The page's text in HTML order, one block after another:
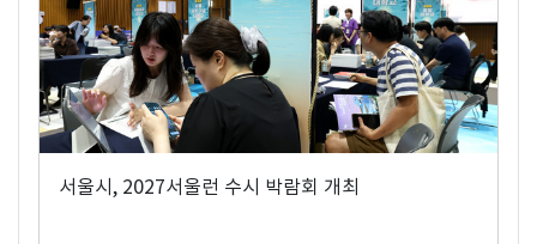
서울시, 2027서울런 수시 박람회 개최